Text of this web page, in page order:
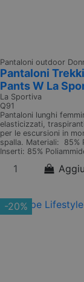
Pantaloni outdoor
Pantaloni
Pants W La
La Sportiva
Q91
Pantaloni lunghi
elasticizzati,
per le escursioni in
spalla. Materiali: 85%
Inserti: 85%
-20%